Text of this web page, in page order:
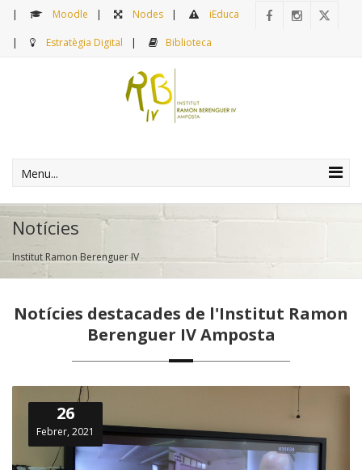
Moodle Nodes iEduca
Estratègia Digital Biblioteca
Menu...
Notícies
Institut Ramon Berenguer IV
Notícies destacades de l'Institut Ramon
Berenguer IV Amposta
26
Febrer, 2021